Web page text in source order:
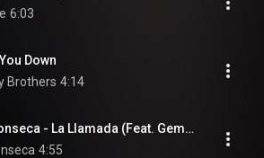
6:03
Down
Brothers 4:14
Roberto Fonseca - La Llamada (Feat. Gema4)
4:55